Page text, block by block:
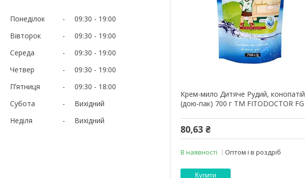
Понеділок 09:30
19:00
Вівторок
09:30
19:00
Середа
09:30
19:00
Четвер
09:30
19:00
Пʼятниця
09:30
18:00
Субота
Вихідний
Неділя
Вихідний
Крем-мило Дитяче Рудий, конопатій
(дою-пак) 700 г ТМ FITODOCTOR FG
80,63 ₴
В наявності Оптом і в роздріб
Купити